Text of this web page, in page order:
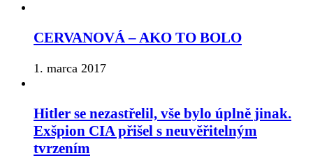
CERVANOVÁ – AKO TO BOLO
1. marca 2017
Hitler se nezastřelil, vše bylo úplně jinak.
Exšpion CIA přišel s neuvěřitelným
tvrzením